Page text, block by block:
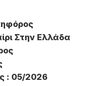
Στην Ελλάδα
: 05/2026